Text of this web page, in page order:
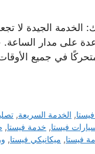
الجيدة لا
على مدار
في جميع
, الخدمة السريعة,
فيستا, خدمة فيستا,
فيستا, ميكانيكي فيستا,